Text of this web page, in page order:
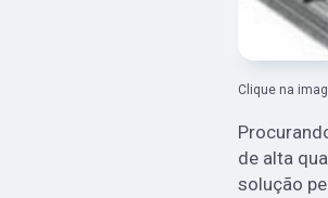
Clique na
de alta
solução